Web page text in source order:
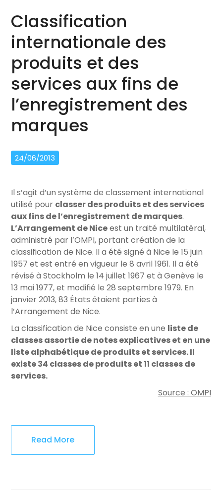
Classification
internationale des
produits et des
services aux fins de
l’enregistrement des
marques
24/06/2013
Il s’agit d’un système de classement international
utilisé pour classer des produits et des services
aux fins de l’enregistrement de marques.
L’Arrangement de Niceest un traité multilatéral,
administré par l’OMPI, portant création de la
classification de Nice. Il a été signé à Nice le 15 juin
1957 et est entré en vigueur le 8 avril 1961. Il a été
révisé à Stockholm le 14 juillet 1967 et à Genève le
13 mai 1977, et modifié le 28 septembre 1979. En
janvier 2013, 83 États étaient parties à
l’Arrangement de Nice.
La classification de Nice consiste en une liste de
classes assortie de notes explicatives et en une
liste alphabétique de produits et services. Il
existe 34 classes de produits et 11 classes de
services.
Source : OMPI
Read More